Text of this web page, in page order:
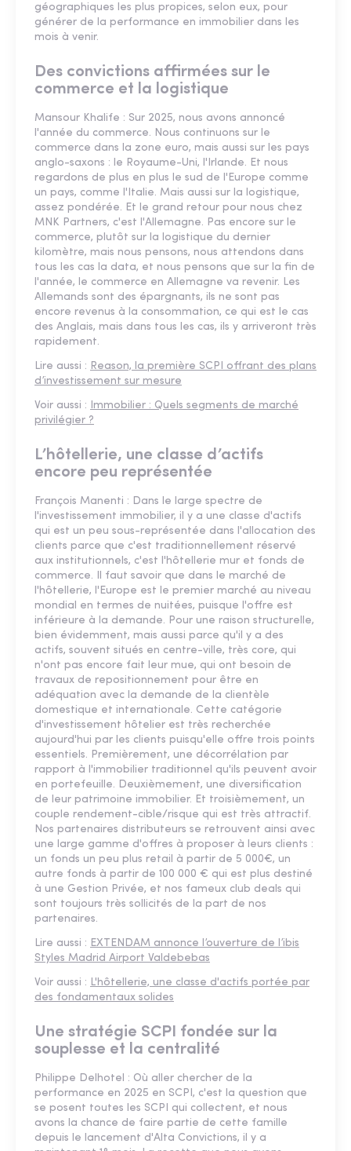
géographiques les plus propices, selon eux, pour
générer de la performance en immobilier dans les
mois à venir.
Des convictions affirmées sur le
commerce et la logistique
Mansour Khalife : Sur 2025, nous avons annoncé
l'année du commerce. Nous continuons sur le
commerce dans la zone euro, mais aussi sur les pays
anglo-saxons : le Royaume-Uni, l'Irlande. Et nous
regardons de plus en plus le sud de l'Europe comme
un pays, comme l'Italie. Mais aussi sur la logistique,
assez pondérée. Et le grand retour pour nous chez
MNK Partners, c'est l'Allemagne. Pas encore sur le
commerce, plutôt sur la logistique du dernier
kilomètre, mais nous pensons, nous attendons dans
tous les cas la data, et nous pensons que sur la fin de
l'année, le commerce en Allemagne va revenir. Les
Allemands sont des épargnants, ils ne sont pas
encore revenus à la consommation, ce qui est le cas
des Anglais, mais dans tous les cas, ils y arriveront très
rapidement.
Lire aussi : Reason, la première SCPI offrant des plans
d’investissement sur mesure
Voir aussi :
Immobilier : Quels segments de marché
privilégier ?
L’hôtellerie, une classe d’actifs
encore peu représentée
François Manenti : Dans le large spectre de
l'investissement immobilier, il y a une classe d'actifs
qui est un peu sous-représentée dans l'allocation des
clients parce que c'est traditionnellement réservé
aux institutionnels, c'est l'hôtellerie mur et fonds de
commerce. Il faut savoir que dans le marché de
l'hôtellerie, l'Europe est le premier marché au niveau
mondial en termes de nuitées, puisque l'offre est
inférieure à la demande. Pour une raison structurelle,
bien évidemment, mais aussi parce qu'il y a des
actifs, souvent situés en centre-ville, très core, qui
n'ont pas encore fait leur mue, qui ont besoin de
travaux de repositionnement pour être en
adéquation avec la demande de la clientèle
domestique et internationale. Cette catégorie
d'investissement hôtelier est très recherchée
aujourd'hui par les clients puisqu'elle offre trois points
essentiels. Premièrement, une décorrélation par
rapport à l'immobilier traditionnel qu'ils peuvent avoir
en portefeuille. Deuxièmement, une diversification
de leur patrimoine immobilier. Et troisièmement, un
couple rendement-cible/risque qui est très attractif.
Nos partenaires distributeurs se retrouvent ainsi avec
une large gamme d'offres à proposer à leurs clients :
un fonds un peu plus retail à partir de 5 000€, un
autre fonds à partir de 100 000 € qui est plus destiné
à une Gestion Privée, et nos fameux club deals qui
sont toujours très sollicités de la part de nos
partenaires.
Lire aussi : EXTENDAM annonce l’ouverture de l’ibis
Styles Madrid Airport Valdebebas
Voir aussi : L'hôtellerie, une classe d'actifs portée par
des fondamentaux solides
Une stratégie SCPI fondée sur la
souplesse et la centralité
Philippe Delhotel : Où aller chercher de la
performance en 2025 en SCPI, c'est la question que
se posent toutes les SCPI qui collectent, et nous
avons la chance de faire partie de cette famille
depuis le lancement d'Alta Convictions, il y a